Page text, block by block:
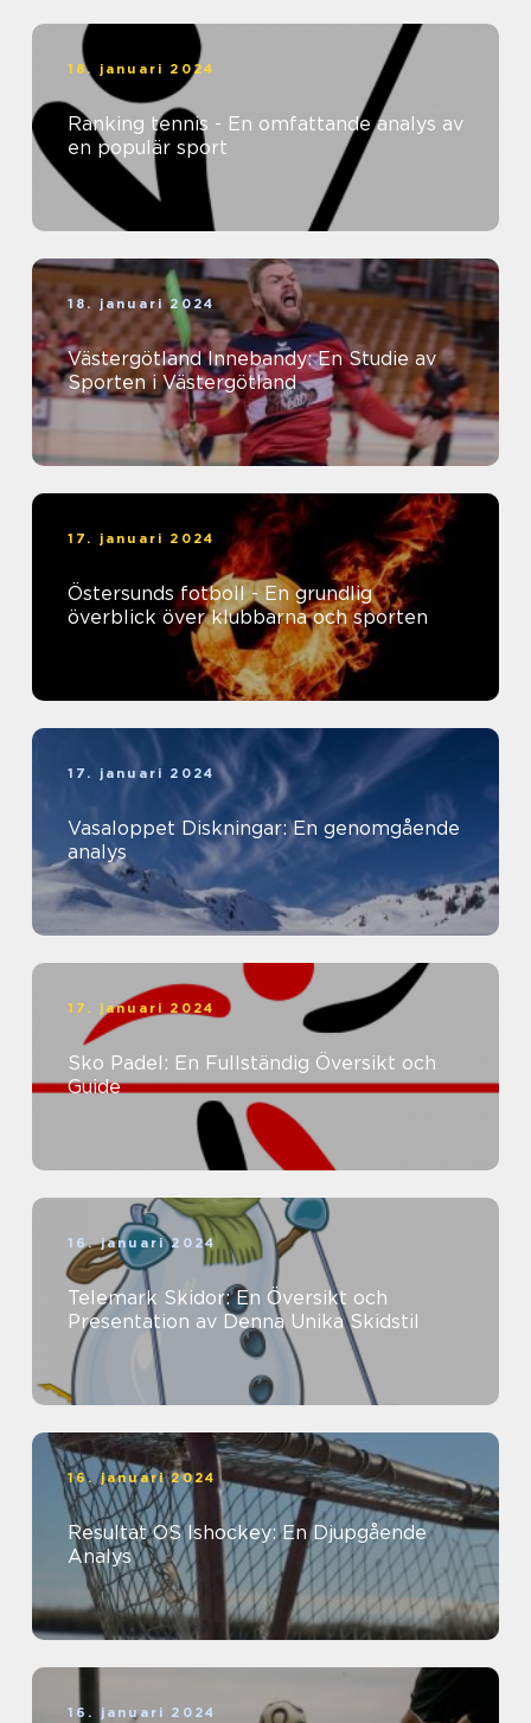
18. januari 2024
Ranking tennis - En omfattande analys av
en populär sport
18. januari 2024
Västergötland Innebandy: En Studie av
Sporten i Västergötland
17. januari 2024
Östersunds fotboll - En grundlig
överblick över klubbarna och sporten
17. januari 2024
Vasaloppet Diskningar: En genomgående
analys
17. januari 2024
Sko Padel: En Fullständig Översikt och
Guide
16. januari 2024
Telemark Skidor: En Översikt och
Presentation av Denna Unika Skidstil
16. januari 2024
Resultat OS Ishockey: En Djupgående
Analys
16. januari 2024